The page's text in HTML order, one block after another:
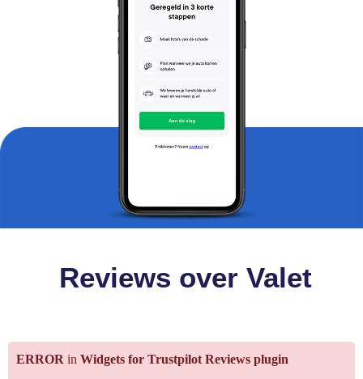
Reviews over Valet
ERROR in Widgets for Trustpilot Reviews plugin